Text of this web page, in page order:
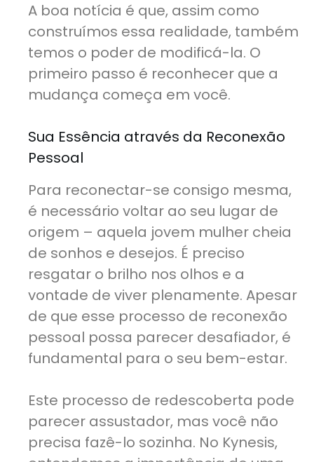
A boa notícia é que, assim como
construímos essa realidade, também
temos o poder de modificá-la. O
primeiro passo é reconhecer que a
mudança começa em você.
Sua Essência através da Reconexão
Pessoal
Para reconectar-se consigo mesma,
é necessário voltar ao seu lugar de
origem – aquela jovem mulher cheia
de sonhos e desejos. É preciso
resgatar o brilho nos olhos e a
vontade de viver plenamente. Apesar
de que esse processo de reconexão
pessoal possa parecer desafiador, é
fundamental para o seu bem-estar.
Este processo de redescoberta pode
parecer assustador, mas você não
precisa fazê-lo sozinha. No Kynesis,